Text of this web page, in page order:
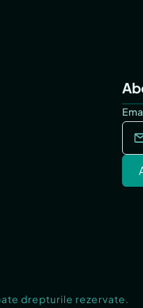
drepturile rezervate.